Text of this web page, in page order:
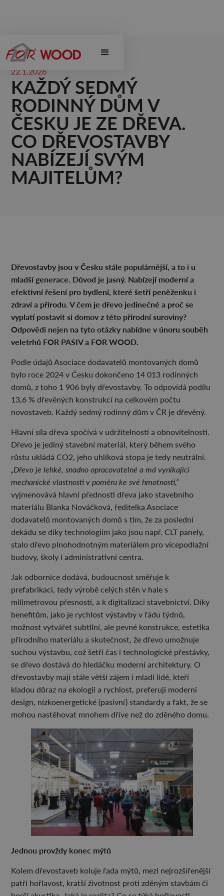
22.1.2026
KAŽDÝ SEDMÝ
RODINNÝ DŮM V
ČESKU JE ZE DŘEVA.
CO DŘEVOSTAVBY
NABÍZEJÍ SVÝM
MAJITELŮM?
Dřevostavby jsou v Česku stále populárnější, a to i u
mladší generace. Důvod je jasný. Nabízejí moderní a
efektivní řešení pro bydlení, které šetří peněženku i
zdraví a přírodu. V čem je dřevo jedinečné a proč se
vyplatí postavit si domov z této přírodní suroviny?
Odpovědi nejen na tyto otázky nabídne v únoru souběh
veletrhů FOR PASIV a FOR WOOD.
Podle údajů Asociace dodavatelů montovaných domů
bylo roce 2024 v Česku dokončeno 14 013 rodinných
domů, z toho 1 906 byly dřevostavby. To odpovídá podílu
13,6 % dřevěných konstrukcí na celkovém počtu
novostaveb. Každý sedmý rodinný dům v ČR je dřevěný.
Hlavní síla dřeva spočívá v udržitelnosti a obnovitelnosti.
Dřevo je jediný stavební materiál, který během svého
růstu ukládá CO2, jeho uhlíková stopa je tedy neutrální.
„Dřevo je lehké, snadno opracovatelné a má vynikající
mechanické vlastnosti v poměru ke své hmotnosti,“
vyjmenovává hlavní přednosti dřeva jako stavebního
materiálu Blanka Nováčková, ředitelka Asociace
dodavatelů montovaných domů s tím, že za poslední
dekádu se díky technologiím jako jsou např. CLT panely,
stalo dřevo plnohodnotným materiálem pro vícepodlažní
budovy, školy i administrativní centra.
Jak odbornice dodává, budoucnost směřuje k
prefabrikaci, tedy výrobě celých stěn v hale s
milimetrovou přesností, a k digitalizaci stavebnictví. Díky
benefitům, jako je rychlost výstavby v řádu týdnů,
možnost vytvářet subtilní, ale pevné konstrukce, estetika
přírodního materiálu a skutečnost, že dřevo umožnuje
suchou výstavbu, což šetří čas i technologické přestávky,
se dřevo dostává do hledáčku moderní architektury. O
dřevostavby mají stále větší zájem i mladí lidé, kteří
kladou důraz na ekologii a rychlost, preferují moderní
design, nízkoenergetické (pasivní) standardy a fakt, že se
mohou nastěhovat mnohem dříve než do zděného domu.
Jednou provždy konec mýtů
Kolem dřevostaveb koluje řada mýtů, mezi nejrozšířenější
patří hořlavost, kratší životnost proti zděným stavbám či